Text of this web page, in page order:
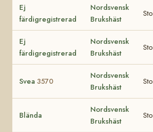
Ej
färdigregistrerad
Nordsvensk
Brukshäst
Sto
Ej
färdigregistrerad
Nordsvensk
Brukshäst
Sto
Svea 3570
Nordsvensk
Brukshäst
Sto
Blända
Nordsvensk
Brukshäst
Sto